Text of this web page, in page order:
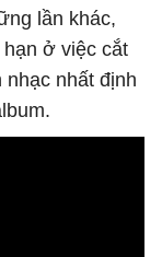
lần khác,
ở việc cắt
nhạc nhất định